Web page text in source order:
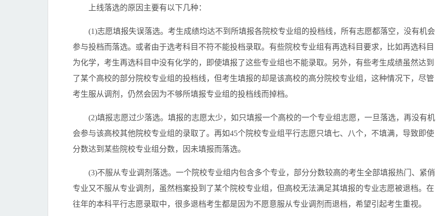
上线落选的原因主要有以下几种：
(1)志愿填报失误落选。考生成绩均达不到所填报各院校专业组的投档线，所有志愿都落空，没有机会
参与投档而落选。或者由于选考科目不符不能投档录取。有些院校专业组有再选科目要求，比如再选科目
为化学，考生再选科目中没有化学的，即使填报了这些专业组也不能录取。另外，有些考生成绩虽然达到
了某个高校的部分院校专业组的投档线，但考生填报的却是该高校的高分院校专业组，这种情况下，尽管
考生服从调剂，仍然会因为不够所填报专业组的投档线而掉档。
(2)填报志愿过少落选。填报的志愿太少，如只填报一个高校的一个专业组志愿，一旦落选，再没有机
会参与该高校其他院校专业组的录取了。再如45个院校专业组平行志愿只填七、八个，不填满，导致即使
分数达到某些院校专业组分数，因未填报而落选。
(3)不服从专业调剂落选。一个院校专业组内包含多个专业，部分分数较高的考生全部填报热门、紧俏
专业又不服从专业调剂，虽然档案投到了某个院校专业组，但高校无法满足其填报的专业志愿被退档。在
往年的本科平行志愿录取中，很多退档考生都是因为不愿意服从专业调剂而退档，希望引起考生重视。